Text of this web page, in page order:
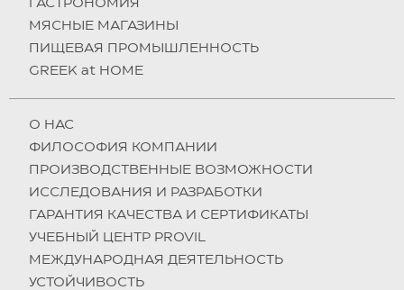
ГАСТРОНОМИЯ
МЯСНЫЕ МАГАЗИНЫ
ПИЩЕВАЯ ПРОМЫШЛЕННОСТЬ
GREEK at HOME
О НAC
ФИЛОСОФИЯ КОМПАНИИ
ПРОИЗВОДСТВЕННЫЕ ВОЗМОЖНОСТИ
ИССЛЕДОВАНИЯ И РАЗРАБОТКИ
ГАРАНТИЯ КАЧЕСТВА И СЕРТИФИКАТЫ
УЧЕБНЫЙ ЦЕНТР PROVIL
МЕЖДУНАРОДНАЯ ДЕЯТЕЛЬНОСТЬ
УСТОЙЧИВОСТЬ